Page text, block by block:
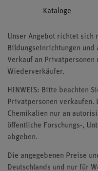
Kataloge
Unser Angebot richtet sich
Bildungseinrichtungen
Verkauf an
Wiederverkäufer.
HINWEIS: Bitte beachten
Privatpersonen verkaufen.
Chemikalien nur an
öffentliche Forschungs-,
abgeben.
Die angegebenen Preise
Deutschlands und nur für